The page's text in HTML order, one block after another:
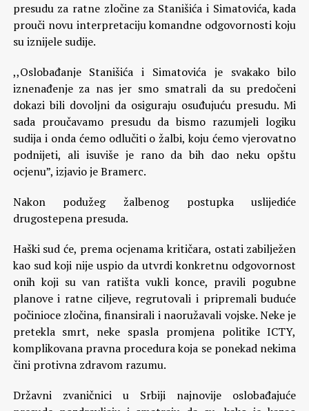
presudu za ratne zločine za Stanišića i Simatovića, kada
prouči novu interpretaciju komandne odgovornosti koju
su iznijele sudije.
,,Oslobađanje Stanišića i Simatovića je svakako bilo
iznenađenje za nas jer smo smatrali da su predočeni
dokazi bili dovoljni da osiguraju osuđujuću presudu. Mi
sada proučavamo presudu da bismo razumjeli logiku
sudija i onda ćemo odlučiti o žalbi, koju ćemo vjerovatno
podnijeti, ali isuviše je rano da bih dao neku opštu
ocjenu”, izjavio je Bramerc.
Nakon podužeg žalbenog postupka uslijediće
drugostepena presuda.
Haški sud će, prema ocjenama kritičara, ostati zabilježen
kao sud koji nije uspio da utvrdi konkretnu odgovornost
onih koji su van ratišta vukli konce, pravili pogubne
planove i ratne ciljeve, regrutovali i pripremali buduće
počinioce zločina, finansirali i naoružavali vojske. Neke je
pretekla smrt, neke spasla promjena politike ICTY,
komplikovana pravna procedura koja se ponekad nekima
čini protivna zdravom razumu.
Državni zvaničnici u Srbiji najnovije oslobađajuće